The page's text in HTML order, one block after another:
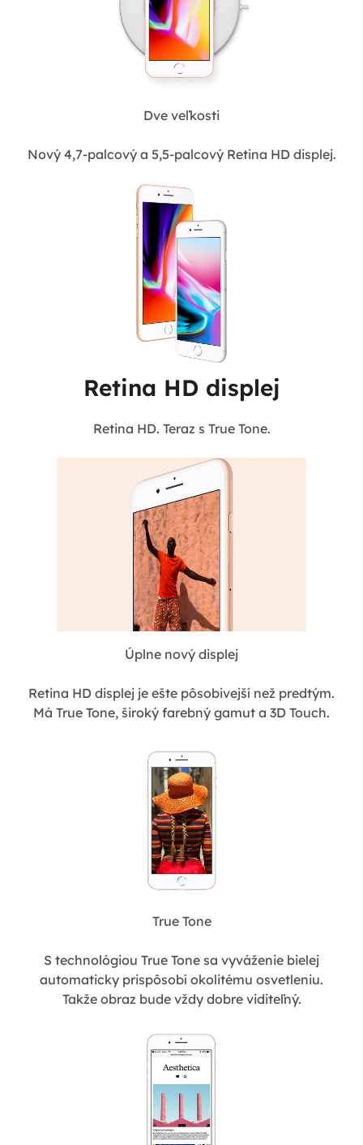
Dve veľkosti
Nový 4,7-palcový a 5,5-palcový Retina HD displej.
Retina HD displej
Retina HD. Teraz s True Tone.
Úplne nový displej
Retina HD displej je ešte pôsobivejší než predtým.
Má True Tone, široký farebný gamut a 3D Touch.
True Tone
S technológiou True Tone sa vyváženie bielej
automaticky prispôsobí okolitému osvetleniu.
Takže obraz bude vždy dobre viditeľný.